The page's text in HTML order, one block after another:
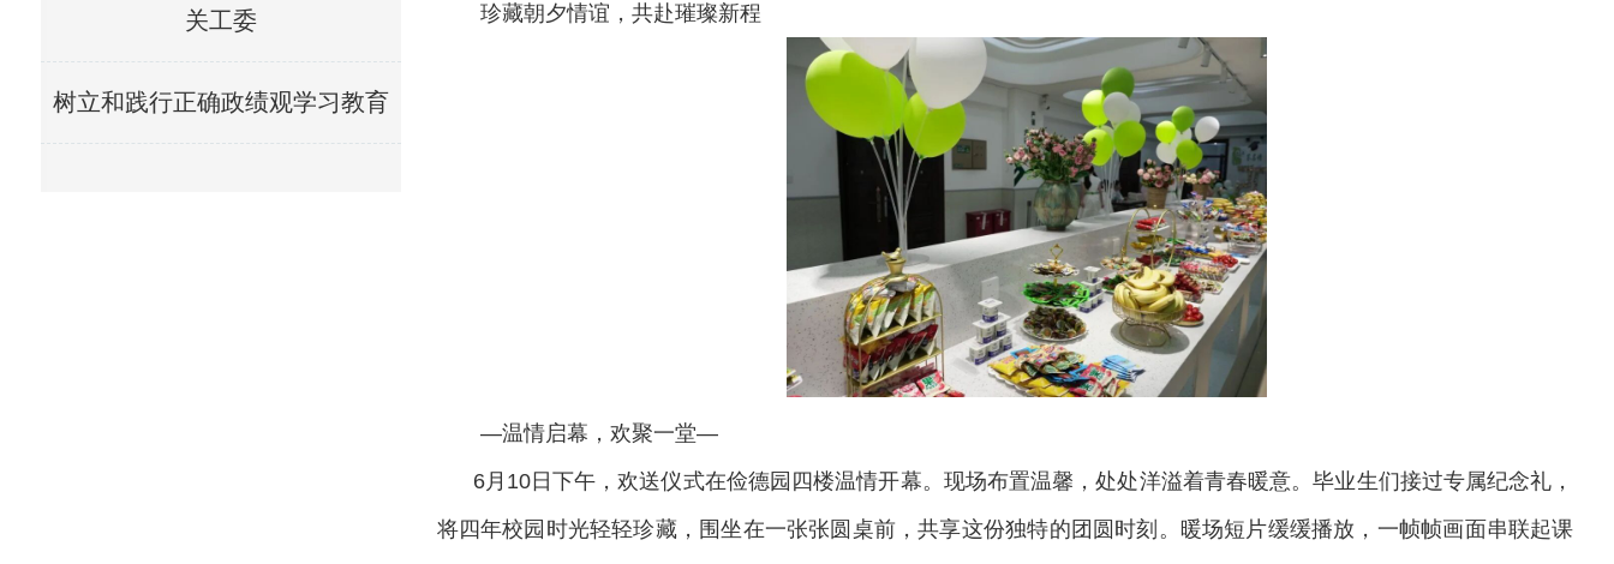
关工委
树立和践行正确政绩观学习教育
珍藏朝夕情谊，共赴璀璨新程
—温情启幕，欢聚一堂—
6月 10日下午，欢送仪式在俭德园四楼温情开幕。现场布置温馨，处处洋溢着青春暖意。毕业生们接过专属纪念礼，
将四年校园时光轻轻珍藏，围坐在一张张圆桌前，共享这份独特的团圆时刻。暖场短片缓缓播放，一帧帧画面串联起课